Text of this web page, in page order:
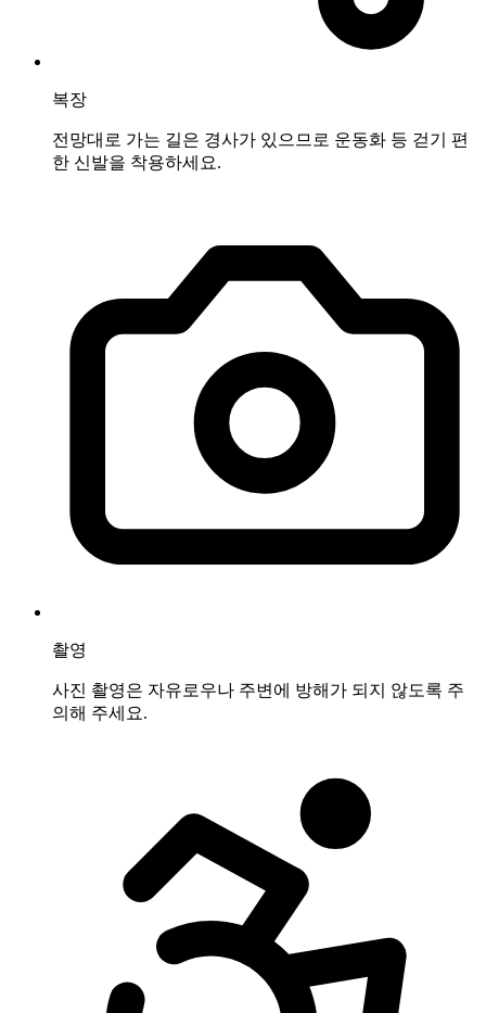
복장
전망대로 가는 길은 경사가 있으므로 운동화 등 걷기 편
한 신발을 착용하세요.
촬영
사진 촬영은 자유로우나 주변에 방해가 되지 않도록 주
의해 주세요.